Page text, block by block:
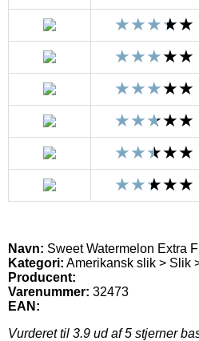
Navn: Sweet Watermelon Extra
Kategori: Amerikansk slik > Slik
Producent:
Varenummer: 32473
EAN:
Vurderet til 3.9 ud af 5 stjerner